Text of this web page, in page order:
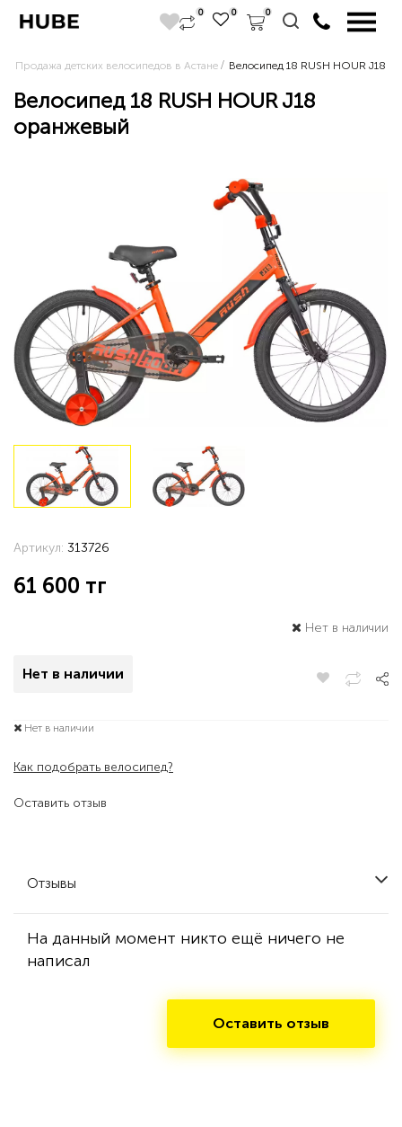
0 0 0
Продажа детских велосипедов в Астане Велосипед 18 RUSH HOUR J18
Велосипед 18 RUSH HOUR J18
оранжевый
Оставить отзыв
Артикул: 313726
61 600 тг
Нет в наличии
Нет в наличии
Нет в наличии
Как подобрать велосипед?
Отзывы
На данный момент никто ещё ничего не
написал
Оставить отзыв